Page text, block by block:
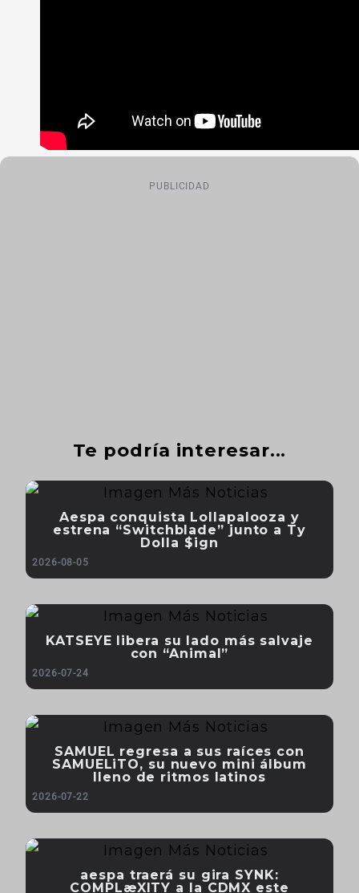
PUBLICIDAD
Te podría interesar...
Aespa conquista Lollapalooza y
estrena “Switchblade” junto a Ty
Dolla $ign
2026-08-05
KATSEYE libera su lado más salvaje
con “Animal”
2026-07-24
SAMUEL regresa a sus raíces con
SAMUELiTO, su nuevo mini álbum
lleno de ritmos latinos
2026-07-22
aespa traerá su gira SYNK:
COMPLæXITY a la CDMX este